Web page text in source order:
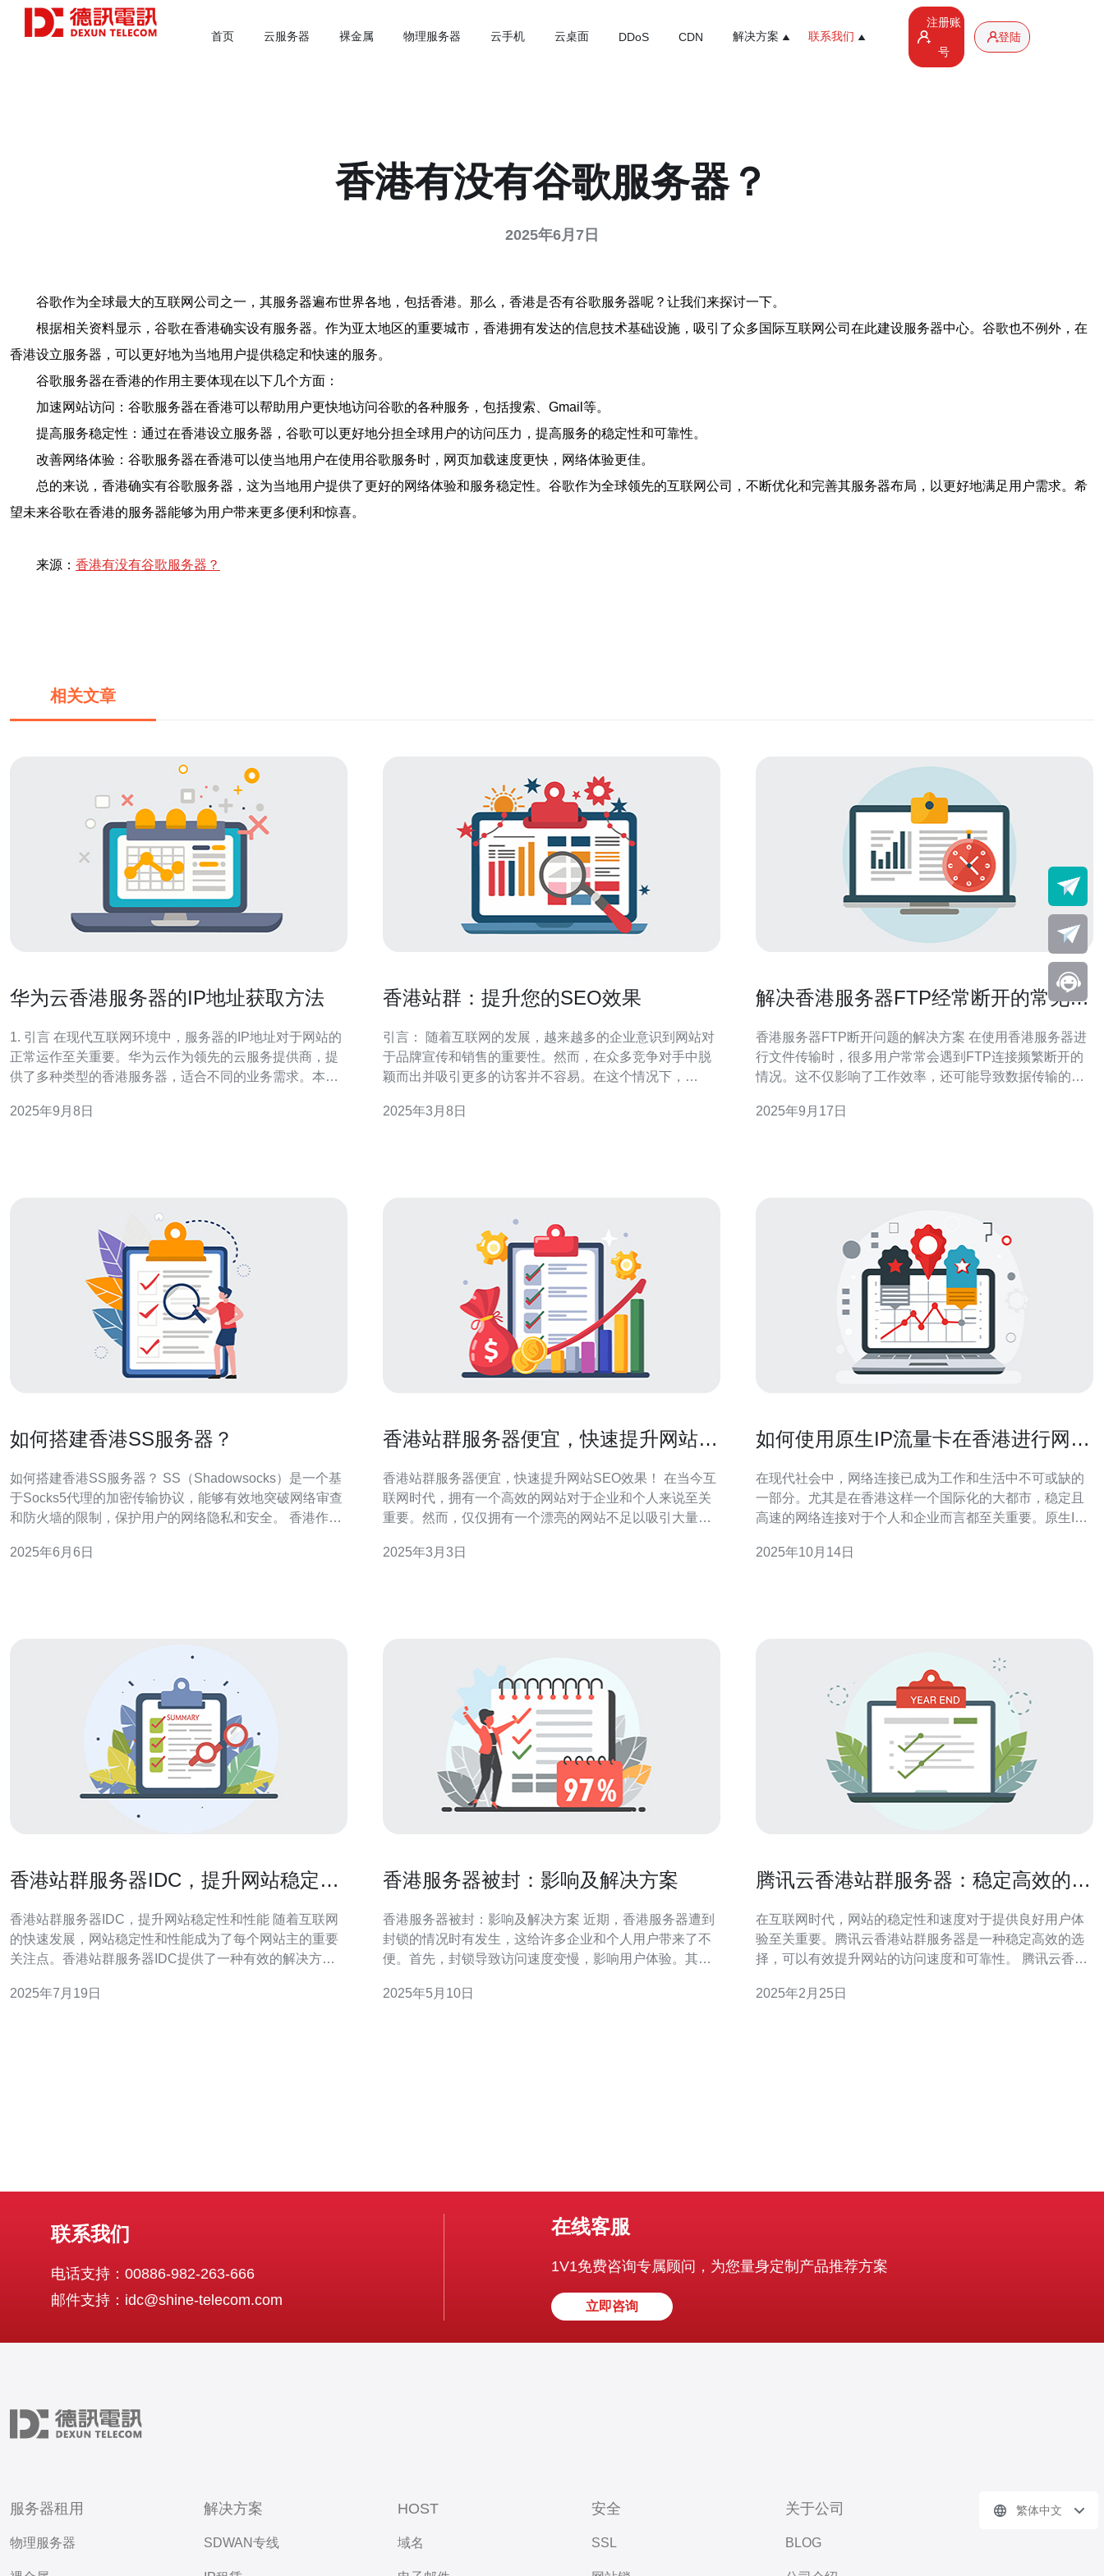
首页 云服务器 裸金属 物理服务器 云手机 云桌面 DDoS CDN 解决方案 联系我们
注册账
号
登陆
香港有没有谷歌服务器？
2025年6月7日
谷歌作为全球最大的互联网公司之一，其服务器遍布世界各地，包括香港。那么，香港是否有谷歌服务器呢？让我们来探讨一下。
根据相关资料显示，谷歌在香港确实设有服务器。作为亚太地区的重要城市，香港拥有发达的信息技术基础设施，吸引了众多国际互联网公司在此建设服务器中心。谷歌也不例外，在
香港设立服务器，可以更好地为当地用户提供稳定和快速的服务。
谷歌服务器在香港的作用主要体现在以下几个方面：
加速网站访问：谷歌服务器在香港可以帮助用户更快地访问谷歌的各种服务，包括搜索、Gmail等。
提高服务稳定性：通过在香港设立服务器，谷歌可以更好地分担全球用户的访问压力，提高服务的稳定性和可靠性。
改善网络体验：谷歌服务器在香港可以使当地用户在使用谷歌服务时，网页加载速度更快，网络体验更佳。
总的来说，香港确实有谷歌服务器，这为当地用户提供了更好的网络体验和服务稳定性。谷歌作为全球领先的互联网公司，不断优化和完善其服务器布局，以更好地满足用户需求。希
望未来谷歌在香港的服务器能够为用户带来更多便利和惊喜。
来源： 香港有没有谷歌服务器？
相关文章
华为云香港服务器的IP地址获取方法
1. 引言 在现代互联网环境中，服务器的IP地址对于网站的
正常运作至关重要。华为云作为领先的云服务提供商，提
供了多种类型的香港服务器，适合不同的业务需求。本文
2025年9月8日
香港站群：提升您的SEO效果
引言： 随着互联网的发展，越来越多的企业意识到网站对
于品牌宣传和销售的重要性。然而，在众多竞争对手中脱
颖而出并吸引更多的访客并不容易。在这个情况下，
助网站在搜索引擎上获得更好的排名。而香港站群正是一
2025年3月8日
解决香港服务器FTP经常断开的常见问
香港服务器FTP断开问题的解决方案 在使用香港服务器进
行文件传输时，很多用户常常会遇到FTP连接频繁断开的
情况。这不仅影响了工作效率，还可能导致数据传输的不
大精华解决方案，让您的FTP使用更加顺畅。 1. 网络稳定
2025年9月17日
如何搭建香港SS服务器？
如何搭建香港SS服务器？ SS（Shadowsocks）是一个基
于Socks5代理的加密传输协议，能够有效地突破网络审查
和防火墙的限制，保护用户的网络隐私和安全。 香港作为
建SS服务器。选择一个可靠的香港服务
2025年6月6日
香港站群服务器便宜，快速提升网站
香港站群服务器便宜，快速提升网站SEO效果！ 在当今互
联网时代，拥有一个高效的网站对于企业和个人来说至关
重要。然而，仅仅拥有一个漂亮的网站不足以吸引大量的
择一个优质的服务器托管服务是必不可少的。 香港站群服
2025年3月3日
如何使用原生IP流量卡在香港进行网络
在现代社会中，网络连接已成为工作和生活中不可或缺的
一部分。尤其是在香港这样一个国际化的大都市，稳定且
高速的网络连接对于个人和企业而言都至关重要。原生IP
受到越来越多用户的青睐。本文将详细介绍如何使用原生
2025年10月14日
香港站群服务器IDC，提升网站稳定性
香港站群服务器IDC，提升网站稳定性和性能 随着互联网
的快速发展，网站稳定性和性能成为了每个网站主的重要
关注点。香港站群服务器IDC提供了一种有效的解决方
畅。 香港站群服务器IDC是指互联网数据中心（Internet
2025年7月19日
香港服务器被封：影响及解决方案
香港服务器被封：影响及解决方案 近期，香港服务器遭到
封锁的情况时有发生，这给许多企业和个人用户带来了不
便。首先，封锁导致访问速度变慢，影响用户体验。其
扰。此外，对于依赖香港服务器的企业来说，封锁可能会
2025年5月10日
腾讯云香港站群服务器：稳定高效的选
在互联网时代，网站的稳定性和速度对于提供良好用户体
验至关重要。腾讯云香港站群服务器是一种稳定高效的选
择，可以有效提升网站的访问速度和可靠性。 腾讯云香港
卓越的性能和稳定性。服务器采用SSD存储和高性能处理
2025年2月25日
联系我们
电话支持：00886-982-263-666
邮件支持：idc@shine-telecom.com
在线客服
1V1免费咨询专属顾问，为您量身定制产品推荐方案
立即咨询
服务器租用
物理服务器
解决方案
SDWAN专线
HOST
域名
安全
SSL
关于公司
BLOG
繁体中文